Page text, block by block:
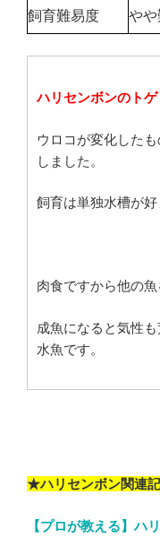
飼育難易度 やや
ハリセンボンのト
ウロコが変化した
しました。
飼育は単独水槽が好
肉食ですから他の魚
成魚になると気性
水魚です。
★ハリセンボン関連
【プロが教える】ハ